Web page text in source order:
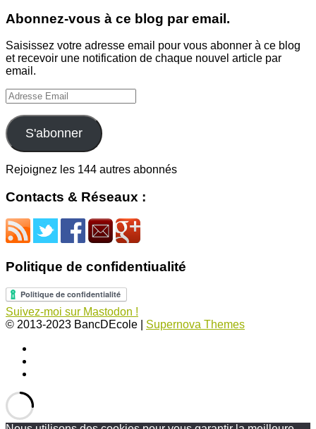
Abonnez-vous à ce blog par email.
Saisissez votre adresse email pour vous abonner à ce blog
et recevoir une notification de chaque nouvel article par
email.
Adresse
Email
S'abonner
Rejoignez les 144 autres abonnés
Contacts & Réseaux :
Politique de confidentiualité
Suivez-moi sur Mastodon !
© 2013-2023 BancDEcole
Supernova Themes